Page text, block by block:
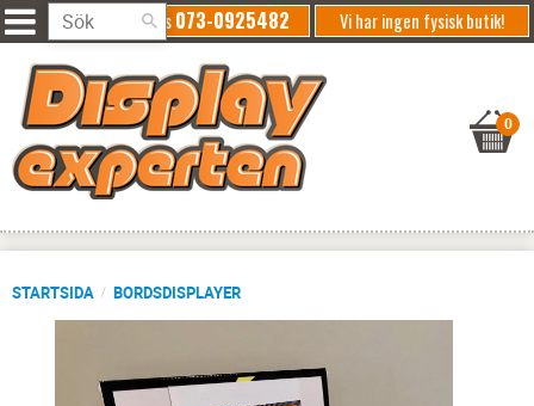
Vi har ingen fysisk butik!
Ring oss073-0925482
STARTSIDA BORDSDISPLAYER